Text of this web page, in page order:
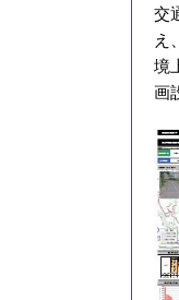
交
え
境
画